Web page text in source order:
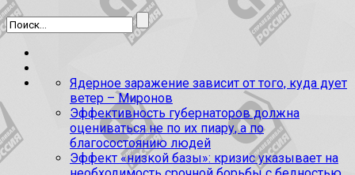
Ядерное заражение зависит от того, куда дует
ветер – Миронов
Эффективность губернаторов должна
оцениваться не по их пиару, а по
благосостоянию людей
Эффект «низкой базы»: кризис указывает на